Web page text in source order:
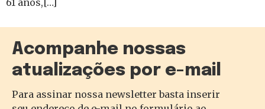
Acompanhe nossas
atualizações por e-mail
Para assinar nossa newsletter basta inserir